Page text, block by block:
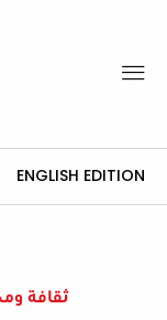
ENGLISH EDITION
ثقافة